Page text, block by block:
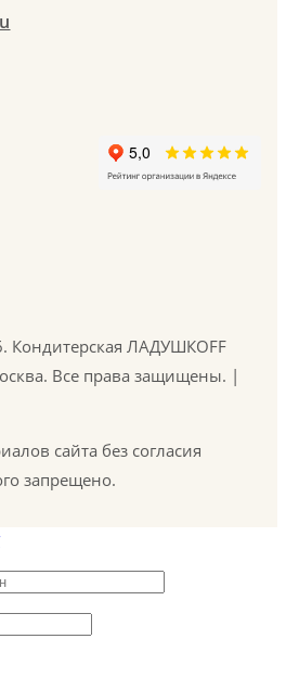
Кондитерская ЛАДУШКOFF
Все права защищены. |
сайта без согласия
запрещено.